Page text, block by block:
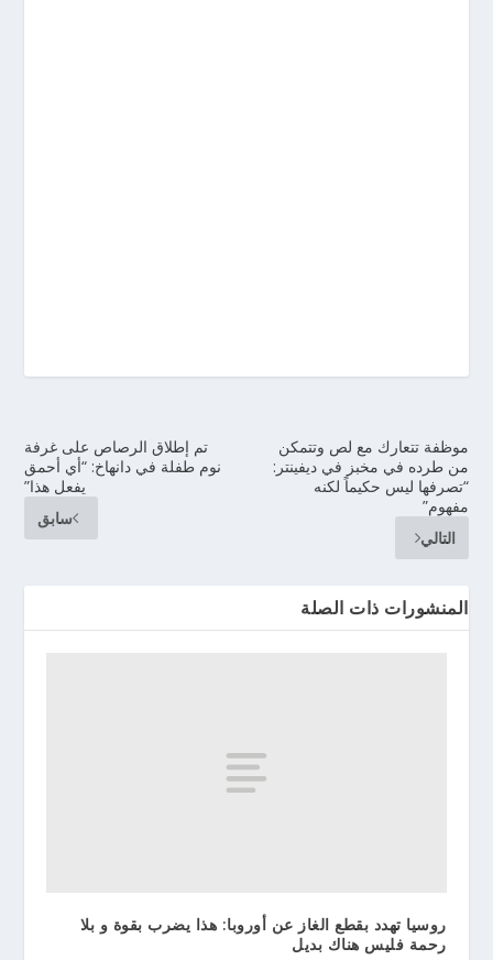
تم إطلاق الرصاص على غرفة
نوم طفلة في دانهاخ: “أي أحمق
يفعل هذا”
سابق
موظفة تتعارك مع لص وتتمكن
من طرده في مخبز في ديفينتر:
“تصرفها ليس حكيماً لكنه
مفهوم”
التالي
المنشورات ذات الصلة
روسيا تهدد بقطع الغاز عن أوروبا: هذا يضرب بقوة و بلا
رحمة فليس هناك بديل